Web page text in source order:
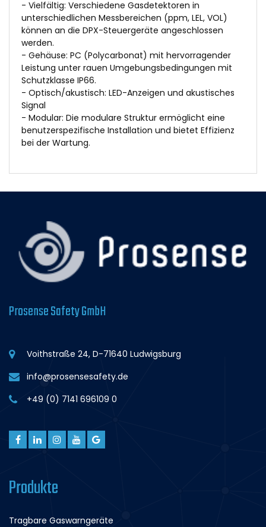
- Vielfältig: Verschiedene Gasdetektoren in
unterschiedlichen Messbereichen (ppm, LEL, VOL)
können an die DPX-Steuergeräte angeschlossen
werden.
- Gehäuse: PC (Polycarbonat) mit hervorragender
Leistung unter rauen Umgebungsbedingungen mit
Schutzklasse IP66.
- Optisch/akustisch: LED-Anzeigen und akustisches
Signal
- Modular: Die modulare Struktur ermöglicht eine
benutzerspezifische Installation und bietet Effizienz
bei der Wartung.
Prosense Safety GmbH
Voithstraße 24, D-71640 Ludwigsburg
info@prosensesafety.de
+49 (0) 7141 696109 0
Produkte
Tragbare Gaswarngeräte